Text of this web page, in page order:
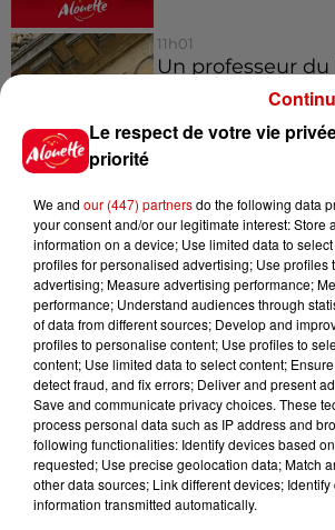
11h01
Un professeur
condamné pour
Jeux
Gagnez vos
Festival du Roi
Gagnez vos
Musée du Sport
Mans !
Le respect de votre vie
priorité
We and our (447) partnersdo the following data
your consent and/or our legitimate interest: Store
information on a device; Use limited data to
profiles for personalised advertising; Use profiles
advertising; Measure advertising performance;
performance; Understand audiences through
of data from different sources; Develop and
profiles to personalise content; Use profiles to
content; Use limited data to select content;
detect fraud, and fix errors; Deliver and present
Save and communicate privacy choices. These
process personal data such as IP address and
following functionalities: Identify devices based
requested; Use precise geolocation data; Match
other data sources; Link different devices;
information transmitted automatically.